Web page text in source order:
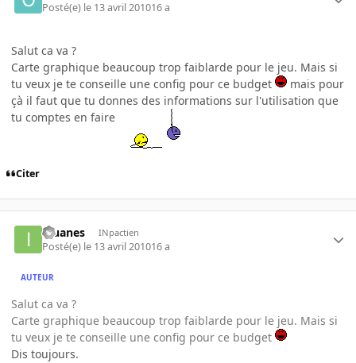
Posté(e) le 13 avril 201016 a
Salut ca va ?
Carte graphique beaucoup trop faiblarde pour le jeu. Mais si
tu veux je te conseille une config pour ce budget
mais pour
çà il faut que tu donnes des informations sur l'utilisation que
tu comptes en faire
Citer
iguanes INpactien
Posté(e) le 13 avril 201016 a
AUTEUR
Salut ca va ?
Carte graphique beaucoup trop faiblarde pour le jeu. Mais si
tu veux je te conseille une config pour ce budget
Dis toujours.